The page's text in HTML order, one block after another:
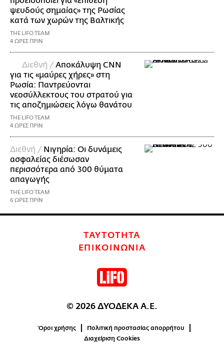
ψευδούς σημαίας» της Ρωσίας
κατά των χωρών της Βαλτικής
THE LIFO TEAM
4 ΩΡΕΣ ΠΡΙΝ
Διεθνή /Αποκάλυψη CNN
για τις «μαύρες χήρες» στη
Ρωσία: Παντρεύονται
νεοσύλλεκτους του στρατού για
τις αποζημιώσεις λόγω θανάτου
THE LIFO TEAM
4 ΩΡΕΣ ΠΡΙΝ
Διεθνή / Νιγηρία: Οι δυνάμεις
ασφαλείας διέσωσαν
περισσότερα από 300 θύματα
απαγωγής
THE LIFO TEAM
6 ΩΡΕΣ ΠΡΙΝ
ΤΑΥΤΟΤΗΤΑ
ΕΠΙΚΟΙΝΩΝΙΑ
© 2026 ΔΥΟΔΕΚΑ Α.Ε.
Όροι χρήσης
Πολιτική προστασίας απορρήτου
Διαχείριση Cookies